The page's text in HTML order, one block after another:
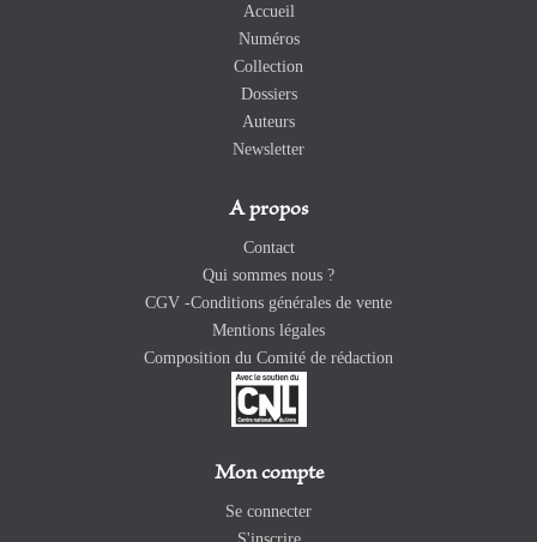
Accueil
Numéros
Collection
Dossiers
Auteurs
Newsletter
A propos
Contact
Qui sommes nous ?
CGV -Conditions générales de vente
Mentions légales
Composition du Comité de rédaction
Mon compte
Se connecter